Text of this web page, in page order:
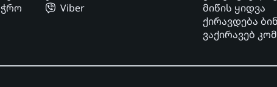
Viber
მიწის ყიდვა
ქირავდება
ვაქირავებ